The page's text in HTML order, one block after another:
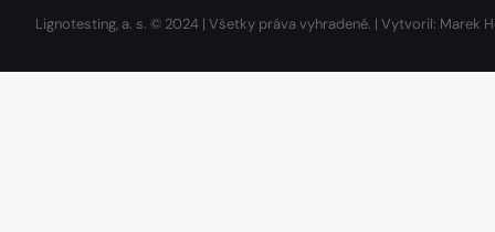
Lignotesting, a. s. © 2024 | Všetky práva vyhradené. | Vytvoril: Marek